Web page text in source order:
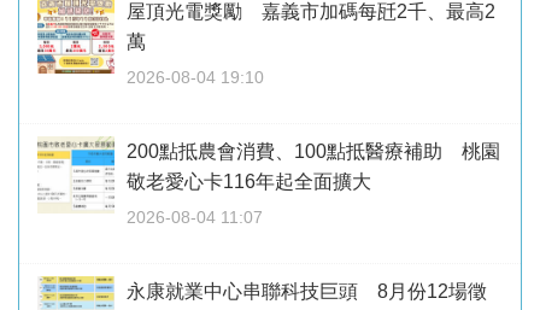
屋頂光電獎勵 嘉義市加碼每瓩2千、最高2
萬
2026-08-04 19:10
200點抵農會消費、100點抵醫療補助 桃園
敬老愛心卡116年起全面擴大
2026-08-04 11:07
永康就業中心串聯科技巨頭 8月份12場徵